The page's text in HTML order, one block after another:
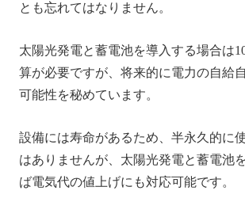
とも忘れてはなりません。
太陽光発電と蓄電池を導入する場合は
算が必要ですが、将来的に電力の自給
可能性を秘めています。
設備には寿命があるため、半永久的に
はありませんが、太陽光発電と蓄電池
ば電気代の値上げにも対応可能です。